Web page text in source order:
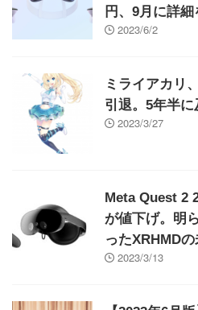
円、9月に詳細
2023/6/2
ミライアカリ
引退。5年半
2023/3/27
Meta Quest 2
が値下げ。明
ったXRHMD
2023/3/13